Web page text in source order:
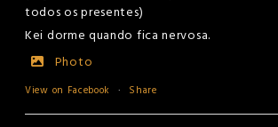
todos os presentes)
Kei dorme quando fica nervosa.
Photo
View on Facebook · Share